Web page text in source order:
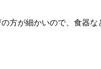
方が細かいので、食器